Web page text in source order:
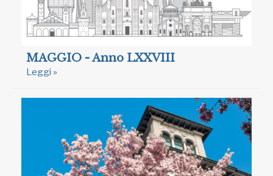
MAGGIO - Anno LXXVIII
Leggi »